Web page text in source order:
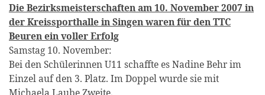
Die Bezirksmeisterschaften am 10. November 2007 in
der Kreissporthalle in Singen waren für den TTC
Beuren ein voller Erfolg
Samstag 10. November:
Bei den Schülerinnen U11 schaffte es Nadine Behr im
Einzel auf den 3. Platz. Im Doppel wurde sie mit
Michaela Laube Zweite.